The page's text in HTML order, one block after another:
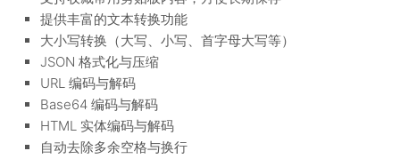
提供丰富的文本转换功能
大小写转换（大写、小写、首字母大写等）
JSON 格式化与压缩
URL 编码与解码
Base64 编码与解码
HTML 实体编码与解码
自动去除多余空格与换行